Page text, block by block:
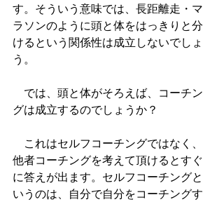
す。そういう意味では、長距離走・マ
ラソンのように頭と体をはっきりと分
けるという関係性は成立しないでしょ
う。
では、頭と体がそろえば、コーチン
グは成立するのでしょうか？
これはセルフコーチングではなく、
他者コーチングを考えて頂けるとすぐ
に答えが出ます。セルフコーチングと
いうのは、自分で自分をコーチングす